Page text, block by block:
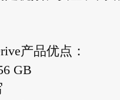
产品优点：
GB